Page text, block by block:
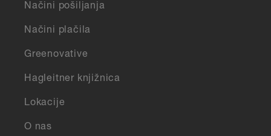
Načini pošiljanja
Načini plačila
Greenovative
Hagleitner knjižnica
Lokacije
O nas